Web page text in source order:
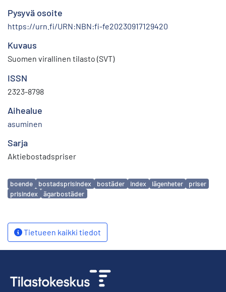
Pysyvä osoite
https://urn.fi/URN:NBN:fi-fe20230917129420
Kuvaus
Suomen virallinen tilasto (SVT)
ISSN
2323-8798
Aihealue
asuminen
Sarja
Aktiebostadspriser
Avainsanat
boende bostadsprisindex bostäder index lägenheter
priser
prisindex
ägarbostäder
Tietueen kaikki tiedot